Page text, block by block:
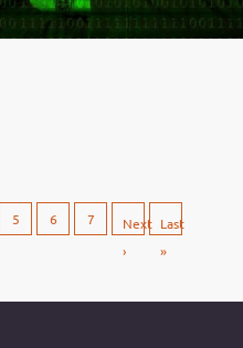
5 6 7
Next
›
Last
»